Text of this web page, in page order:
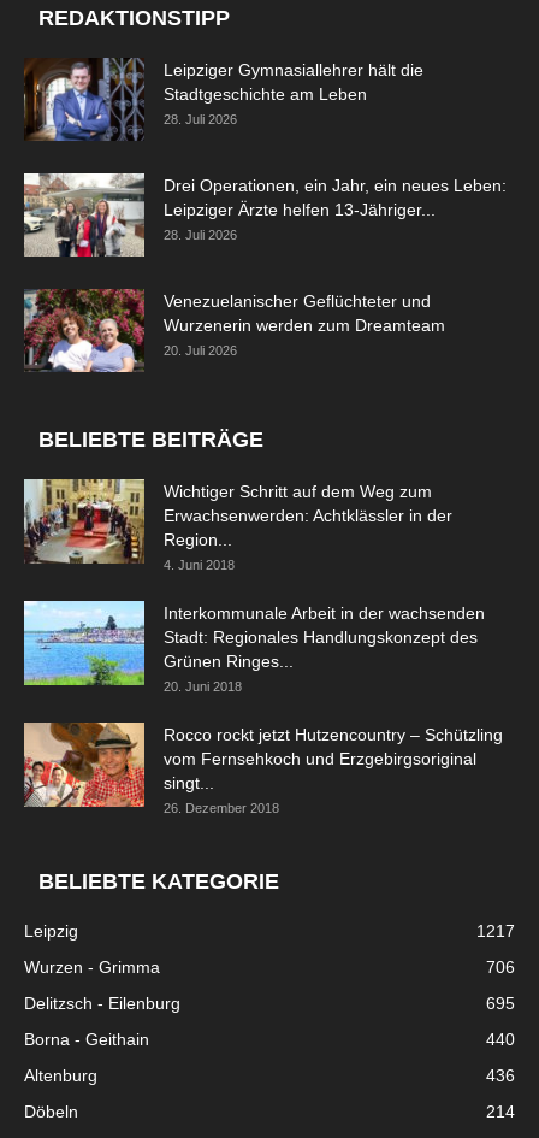
REDAKTIONSTIPP
Leipziger Gymnasiallehrer hält die
Stadtgeschichte am Leben
28. Juli 2026
Drei Operationen, ein Jahr, ein neues Leben:
Leipziger Ärzte helfen 13-Jähriger...
28. Juli 2026
Venezuelanischer Geflüchteter und
Wurzenerin werden zum Dreamteam
20. Juli 2026
BELIEBTE BEITRÄGE
Wichtiger Schritt auf dem Weg zum
Erwachsenwerden: Achtklässler in der
Region...
4. Juni 2018
Interkommunale Arbeit in der wachsenden
Stadt: Regionales Handlungskonzept des
Grünen Ringes...
20. Juni 2018
Rocco rockt jetzt Hutzencountry – Schützling
vom Fernsehkoch und Erzgebirgsoriginal
singt...
26. Dezember 2018
BELIEBTE KATEGORIE
Leipzig
1217
Wurzen - Grimma
706
Delitzsch - Eilenburg
695
Borna - Geithain
440
Altenburg
436
Döbeln
214